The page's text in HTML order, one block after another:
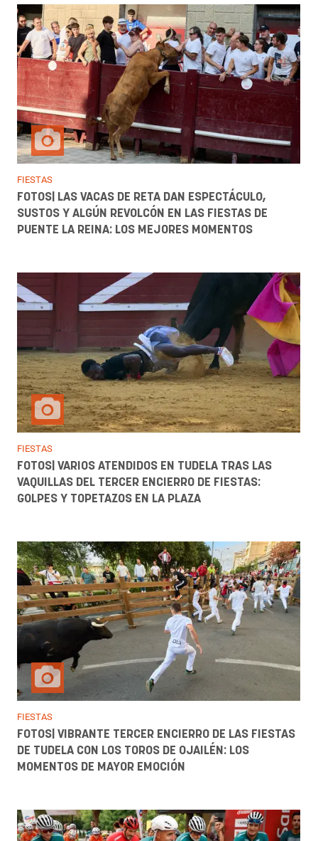
FIESTAS
FOTOS| LAS VACAS DE RETA DAN ESPECTÁCULO,
SUSTOS Y ALGÚN REVOLCÓN EN LAS FIESTAS DE
PUENTE LA REINA: LOS MEJORES MOMENTOS
FIESTAS
FOTOS| VARIOS ATENDIDOS EN TUDELA TRAS LAS
VAQUILLAS DEL TERCER ENCIERRO DE FIESTAS:
GOLPES Y TOPETAZOS EN LA PLAZA
FIESTAS
FOTOS| VIBRANTE TERCER ENCIERRO DE LAS FIESTAS
DE TUDELA CON LOS TOROS DE OJAILÉN: LOS
MOMENTOS DE MAYOR EMOCIÓN